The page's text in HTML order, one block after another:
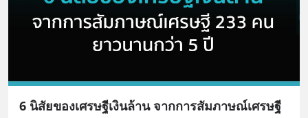
6 นิสัยของเศรษฐีเงินล้าน จากการสัมภาษณ์เศรษฐี